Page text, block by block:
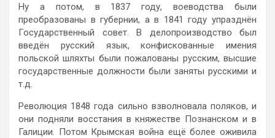
Ну а потом, в 1837 году, воеводства были
преобразованы в губернии, а в 1841 году упразднён
Государственный совет. В делопроизводство был
введён русский язык, конфискованные имения
польской шляхты были пожалованы русским, высшие
государственные должности были заняты русскими и
т.д.
Революция 1848 года сильно взволновала поляков, и
они подняли восстания в княжестве Познанском и в
Галиции. Потом Крымская война ещё более оживила